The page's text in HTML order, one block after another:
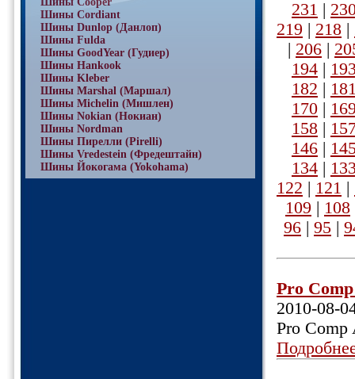
Шины Cordiant
Шины Dunlop (Данлоп)
Шины Fulda
Шины GoodYear (Гудиер)
Шины Hankook
Шины Kleber
Шины Marshal (Маршал)
Шины Michelin (Мишлен)
Шины Nokian (Нокиан)
Шины Nordman
Шины Пирелли (Pirelli)
Шины Vredestein (Фредештайн)
Шины Йокогама (Yokohama)
231 |
219 | 218 |
| 206 |
194 |
182 |
170 |
158 |
146 |
134 |
122 | 121 |
109 | 108
96 | 95 |
Pro
2010-08-
Pro Comp